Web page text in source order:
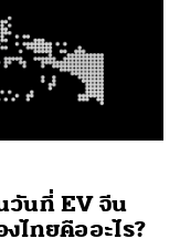
วันที่ EV จีน
ไทยคืออะไร?